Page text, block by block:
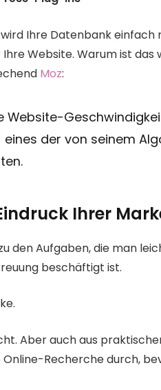
Ihre Datenbank
Website. Warum ist das
Moz:
Website-
der von seinem
Ihrer
den Aufgaben, die man
beschäftigt ist.
Aber auch aus
Online-Recherche durch,